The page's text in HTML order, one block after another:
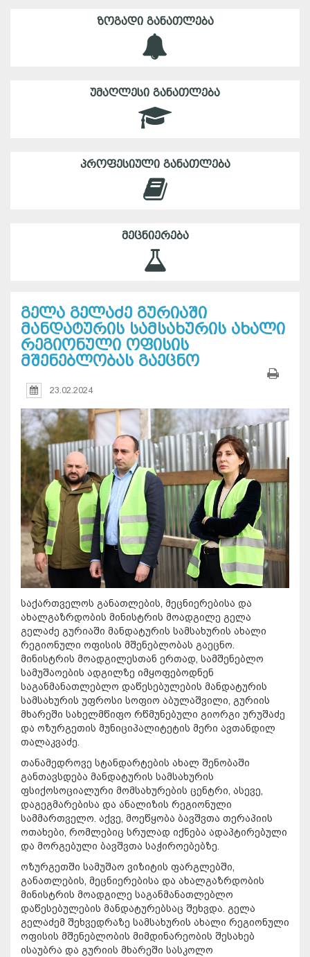
ᲖᲝᲒᲐᲓᲘ ᲒᲐᲜᲐᲗᲚᲔᲑᲐ
ᲣᲛᲐᲦᲚᲔᲡᲘ ᲒᲐᲜᲐᲗᲚᲔᲑᲐ
ᲞᲠᲝᲤᲔᲡᲘᲣᲚᲘ ᲒᲐᲜᲐᲗᲚᲔᲑᲐ
ᲛᲔᲪᲜᲘᲔᲠᲔᲑᲐ
გელა გელაძე გურიაში
მანდატურის სამსახურის ახალი
რეგიონული ოფისის
მშენებლობას გაეცნო
23.02.2024
საქართველოს განათლების, მეცნიერებისა და
ახალგაზრდობის მინისტრის მოადგილე გელა
გელაძე გურიაში მანდატურის სამსახურის ახალი
რეგიონული ოფისის მშენებლობას გაეცნო.
მინისტრის მოადგილესთან ერთად, სამშენებლო
სამუშაოების ადგილზე იმყოფებოდნენ
საგანმანათლებლო დაწესებულების მანდატურის
სამსახურის უფროსი სოფიო აბულაშვილი, გურიის
მხარეში სახელმწიფო რწმუნებული გიორგი ურუშაძე
და ოზურგეთის მუნიციპალიტეტის მერი ავთანდილ
თალაკვაძე.
თანამედროვე სტანდარტების ახალ შენობაში
განთავსდება მანდატურის სამსახურის
ფსიქოსოციალური მომსახურების ცენტრი, ასევე,
დაგეგმარებისა და ანალიზის რეგიონული
სამმართველო. აქვე, მოეწყობა ბავშვთა თერაპიის
ოთახები, რომლებიც სრულად იქნება ადაპტირებული
და მორგებული ბავშვთა საჭიროებებზე.
ოზურგეთში სამუშაო ვიზიტის ფარგლებში,
განათლების, მეცნიერებისა და ახალგაზრდობის
მინისტრის მოადგილე საგანმანათლებლო
დაწესებულების მანდატურებსაც შეხვდა. გელა
გელაძემ შეხვედრაზე სამსახურის ახალი რეგიონული
ოფისის მშენებლობის მიმდინარეობის შესახებ
ისაუბრა და გურიის მხარეში სასკოლო